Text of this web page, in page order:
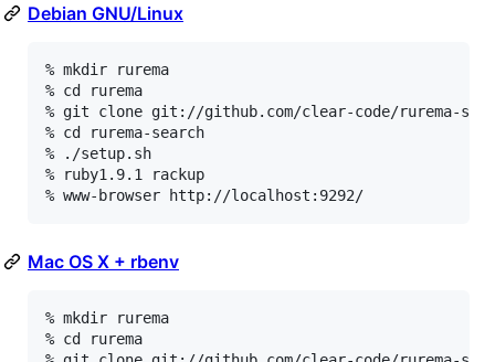
Debian GNU/Linux
% mkdir rurema
% cd rurema
% git clone git://github.com/clear-code/rurema-
% cd rurema-search
% ./setup.sh
% ruby1.9.1 rackup
% www-browser http://localhost:9292/
Mac OS X + rbenv
% mkdir rurema
% cd rurema